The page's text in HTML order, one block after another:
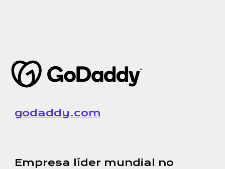
godaddy.com
Empresa
líder mundial no